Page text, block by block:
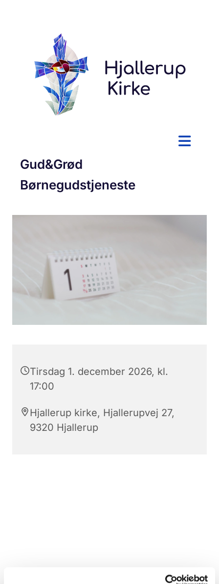
Gud&Grød
Børnegudstjeneste
Tirsdag 1. december 2026, kl.
17:00
Hjallerup kirke, Hjallerupvej 27,
9320 Hjallerup